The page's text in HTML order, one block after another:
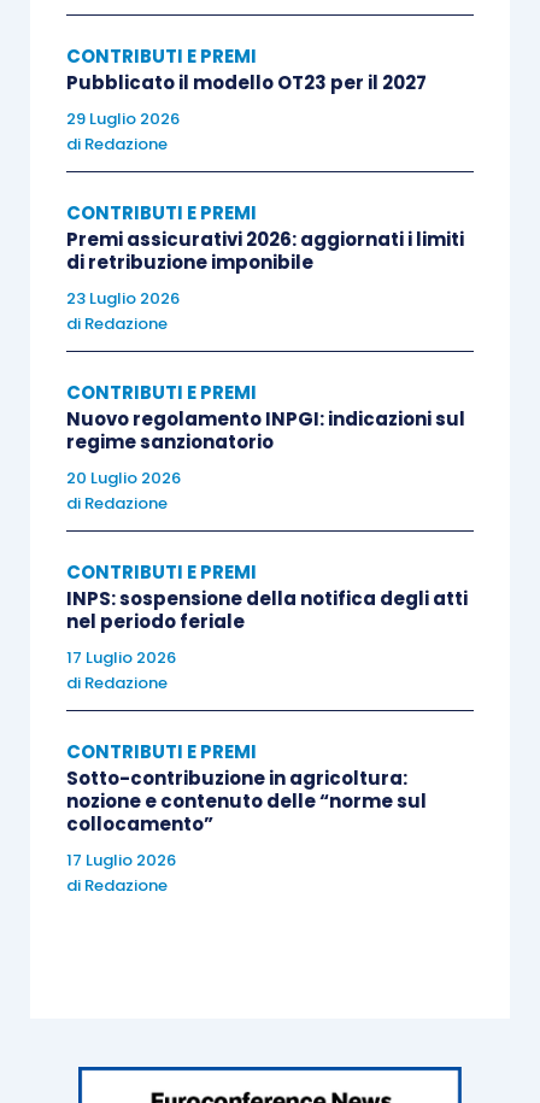
CONTRIBUTI E PREMI
Pubblicato il modello OT23 per il 2027
29 Luglio 2026
di Redazione
CONTRIBUTI E PREMI
Premi assicurativi 2026: aggiornati i limiti
di retribuzione imponibile
23 Luglio 2026
di Redazione
CONTRIBUTI E PREMI
Nuovo regolamento INPGI: indicazioni sul
regime sanzionatorio
20 Luglio 2026
di Redazione
CONTRIBUTI E PREMI
INPS: sospensione della notifica degli atti
nel periodo feriale
17 Luglio 2026
di Redazione
CONTRIBUTI E PREMI
Sotto-contribuzione in agricoltura:
nozione e contenuto delle “norme sul
collocamento”
17 Luglio 2026
di Redazione